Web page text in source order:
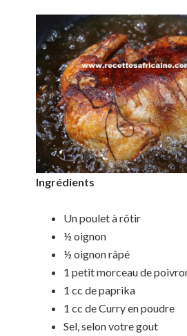
Ingrédients
Un poulet à rôtir
½ oignon
½ oignon râpé
1 petit morceau de
1 cc de paprika
1 cc de Curry en poudre
Sel, selon votre gout